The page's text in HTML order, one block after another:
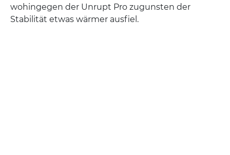
wohingegen der Unrupt Pro zugunsten der
Stabilität etwas wärmer ausfiel.